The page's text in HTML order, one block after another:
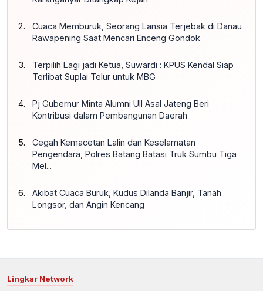
Cuaca Memburuk, Seorang Lansia Terjebak di Danau
Rawapening Saat Mencari Enceng Gondok
Terpilih Lagi jadi Ketua, Suwardi : KPUS Kendal Siap
Terlibat Suplai Telur untuk MBG
Pj Gubernur Minta Alumni UII Asal Jateng Beri
Kontribusi dalam Pembangunan Daerah
Cegah Kemacetan Lalin dan Keselamatan
Pengendara, Polres Batang Batasi Truk Sumbu Tiga
Mel...
Akibat Cuaca Buruk, Kudus Dilanda Banjir, Tanah
Longsor, dan Angin Kencang
Lingkar Network